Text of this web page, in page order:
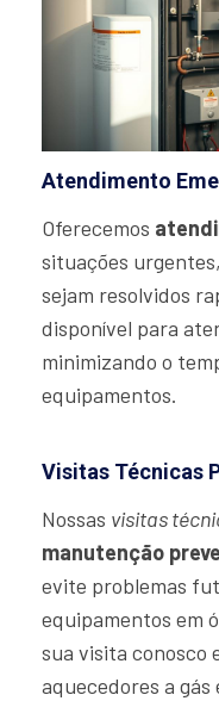
Atendimento
Oferecemos
situações
sejam resolvidos
disponível para
minimizando o
equipamentos.
Visitas Técnicas
Nossas visitas
manutenção
evite problemas
equipamentos em
sua visita conosco
aquecedores a